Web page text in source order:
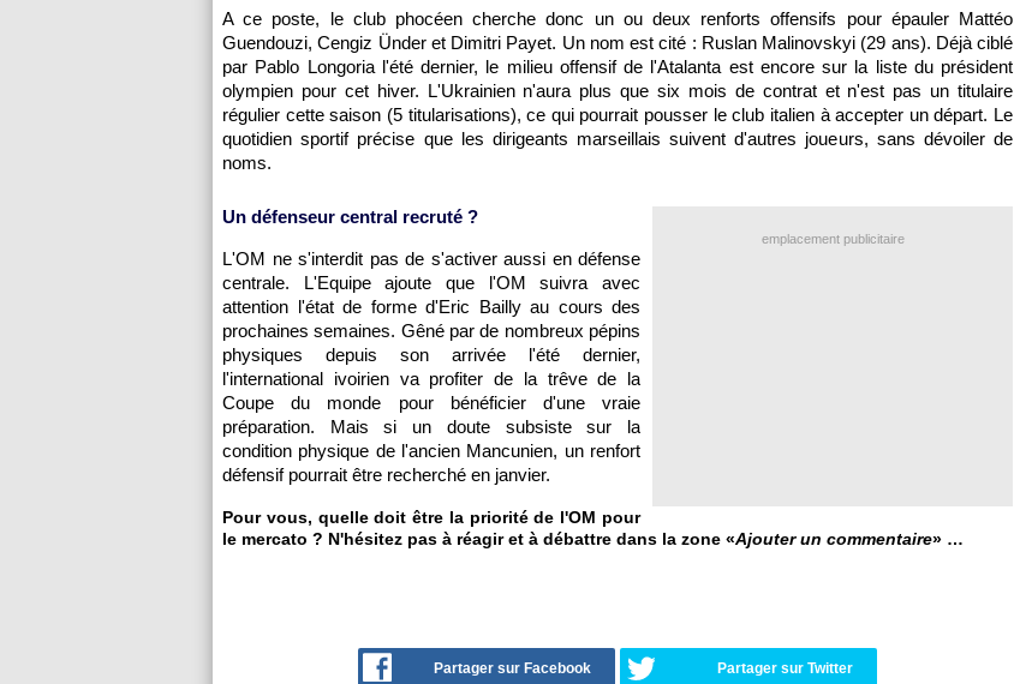
A ce poste, le club phocéen cherche donc un ou deux renforts offensifs pour épauler Mattéo
Guendouzi, Cengiz Ünder et Dimitri Payet. Un nom est cité : Ruslan Malinovskyi (29 ans). Déjà ciblé
par Pablo Longoria l'été dernier, le milieu offensif de l'Atalanta est encore sur la liste du président
olympien pour cet hiver. L'Ukrainien n'aura plus que six mois de contrat et n'est pas un titulaire
régulier cette saison (5 titularisations), ce qui pourrait pousser le club italien à accepter un départ. Le
quotidien sportif précise que les dirigeants marseillais suivent d'autres joueurs, sans dévoiler de
noms.
emplacement publicitaire
Un défenseur central recruté ?
L'OM ne s'interdit pas de s'activer aussi en défense
centrale. L'Equipe ajoute que l'OM suivra avec
attention l'état de forme d'Eric Bailly au cours des
prochaines semaines. Gêné par de nombreux pépins
physiques depuis son arrivée l'été dernier,
l'international ivoirien va profiter de la trêve de la
Coupe du monde pour bénéficier d'une vraie
préparation. Mais si un doute subsiste sur la
condition physique de l'ancien Mancunien, un renfort
défensif pourrait être recherché en janvier.
Pour vous, quelle doit être la priorité de l'OM pour
le mercato ? N'hésitez pas à réagir et à débattre dans la zone «Ajouter un commentaire» …
Partager sur Facebook Partager sur Twitter